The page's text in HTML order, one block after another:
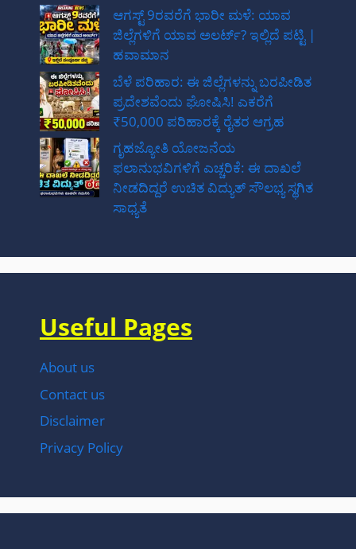
ಆಗಸ್ಟ್ 9ರವರೆಗೆ ಭಾರೀ ಮಳೆ: ಯಾವ
ಜಿಲ್ಲೆಗಳಿಗೆ ಯಾವ ಅಲರ್ಟ್? ಇಲ್ಲಿದೆ ಪಟ್ಟಿ |
ಹವಾಮಾನ
ಬೆಳೆ ಪರಿಹಾರ: ಈ ಜಿಲ್ಲೆಗಳನ್ನು ಬರಪೀಡಿತ
ಪ್ರದೇಶವೆಂದು ಘೋಷಿಸಿ! ಎಕರೆಗೆ
₹50,000 ಪರಿಹಾರಕ್ಕೆ ರೈತರ ಆಗ್ರಹ
ಗೃಹಜ್ಯೋತಿ ಯೋಜನೆಯ
ಫಲಾನುಭವಿಗಳಿಗೆ ಎಚ್ಚರಿಕೆ: ಈ ದಾಖಲೆ
ನೀಡದಿದ್ದರೆ ಉಚಿತ ವಿದ್ಯುತ್ ಸೌಲಭ್ಯ ಸ್ಥಗಿತ
ಸಾಧ್ಯತೆ
Useful Pages
About us
Contact us
Disclaimer
Privacy Policy